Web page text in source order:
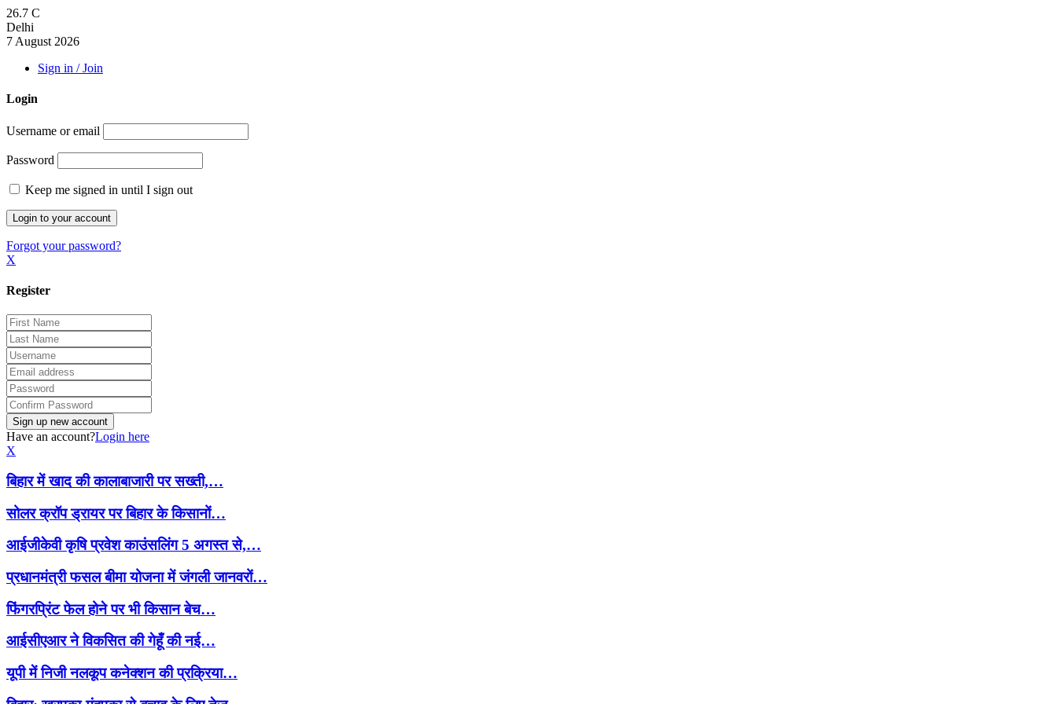
26.7 C
Delhi
7 August 2026
Sign in / Join
Login
Username or email
Password
Keep me signed in until I sign out
Forgot your password?
X
Register
Have an account?Login here
X
बिहार में खाद की कालाबाजारी पर सख्ती,…
सोलर क्रॉप ड्रायर पर बिहार के किसानों…
आईजीकेवी कृषि प्रवेश काउंसलिंग 5 अगस्त से,…
प्रधानमंत्री फसल बीमा योजना में जंगली जानवरों…
फिंगरप्रिंट फेल होने पर भी किसान बेच…
आईसीएआर ने विकसित की गेहूँ की नई…
यूपी में निजी नलकूप कनेक्शन की प्रक्रिया…